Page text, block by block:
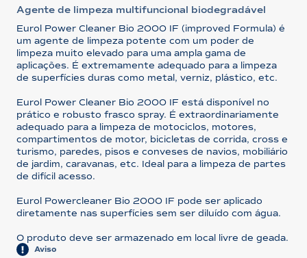
Agente de limpeza multifuncional biodegradável
Eurol Power Cleaner Bio 2000 IF (improved Formula) é
um agente de limpeza potente com um poder de
limpeza muito elevado para uma ampla gama de
aplicações. É extremamente adequado para a limpeza
de superfícies duras como metal, verniz, plástico, etc.
Eurol Power Cleaner Bio 2000 IF está disponível no
prático e robusto frasco spray. É extraordinariamente
adequado para a limpeza de motociclos, motores,
compartimentos de motor, bicicletas de corrida, cross e
turismo, paredes, pisos e conveses de navios, mobiliário
de jardim, caravanas, etc. Ideal para a limpeza de partes
de difícil acesso.
Eurol Powercleaner Bio 2000 IF pode ser aplicado
diretamente nas superfícies sem ser diluído com água.
O produto deve ser armazenado em local livre de geada.
Aviso